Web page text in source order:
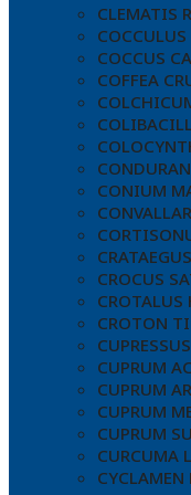
CLEMATIS
COCCUS
COFFEA
CONIUM
CROCUS
CROTON
CUPRUM
CUPRUM
CUPRUM
CUPRUM
CURCUMA